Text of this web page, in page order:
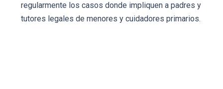
regularmente los casos donde impliquen a padres y
tutores legales de menores y cuidadores primarios.